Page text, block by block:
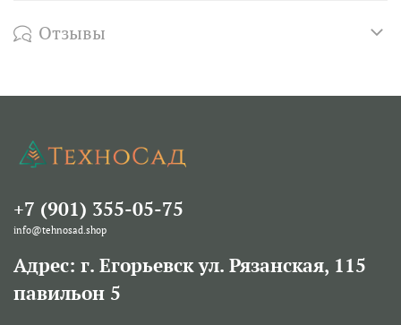
Отзывы
+7 (901) 355-05-75
info@tehnosad.shop
Адрес: г. Егорьевск ул. Рязанская, 115
павильон 5